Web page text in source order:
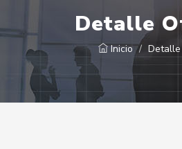
Detalle
Inicio